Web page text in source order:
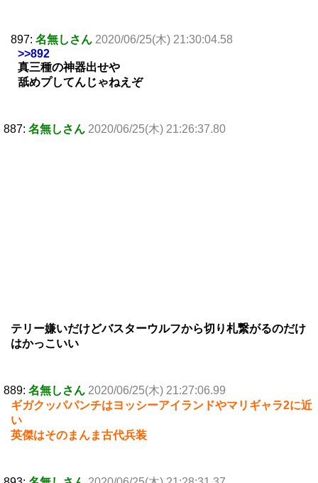
897: 名無しさん 2020/06/25(木) 21:30:04.58
>>892
真三種の神器出せや
舐めプしてんじゃねえぞ
887: 名無しさん 2020/06/25(木) 21:26:37.80
テリー嫌いだけどバスターウルフから切り札繋がるのだけ
はかっこいい
889: 名無しさん 2020/06/25(木) 21:27:06.99
ギガクッパパンチはヨッシーアイランドやマリギャラ2に近
い
英傑はそのまんま古代兵装